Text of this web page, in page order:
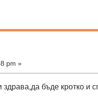
pm »
бъде кротко и